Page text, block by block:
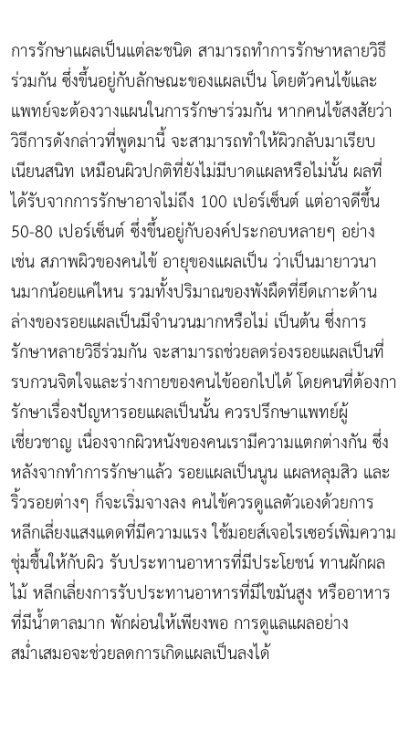
การรักษาแผลเป็นแต่ละชนิด สามารถทำการรักษาหลายวิธี
ร่วมกัน ซึ่งขึ้นอยู่กับลักษณะของแผลเป็น โดยตัวคนไข้และ
แพทย์จะต้องวางแผนในการรักษาร่วมกัน หากคนไข้สงสัยว่า
วิธีการดังกล่าวที่พูดมานี้ จะสามารถทำให้ผิวกลับมาเรียบ
เนียนสนิท เหมือนผิวปกติที่ยังไม่มีบาดแผลหรือไม่นั้น ผลที่
ได้รับจากการรักษาอาจไม่ถึง 100 เปอร์เซ็นต์ แต่อาจดีขึ้น
50-80 เปอร์เซ็นต์ ซึ่งขึ้นอยู่กับองค์ประกอบหลายๆ อย่าง
เช่น สภาพผิวของคนไข้ อายุของแผลเป็น ว่าเป็นมายาวนา
นมากน้อยแค่ไหน รวมทั้งปริมาณของพังผืดที่ยึดเกาะด้าน
ล่างของรอยแผลเป็นมีจำนวนมากหรือไม่ เป็นต้น ซึ่งการ
รักษาหลายวิธีร่วมกัน จะสามารถช่วยลดร่องรอยแผลเป็นที่
รบกวนจิตใจและร่างกายของคนไข้ออกไปได้ โดยคนที่ต้องกา
รักษาเรื่องปัญหารอยแผลเป็นนั้น ควรปรึกษาแพทย์ผู้
เชี่ยวชาญ เนื่องจากผิวหนังของคนเรามีความแตกต่างกัน ซึ่ง
หลังจากทำการรักษาแล้ว รอยแผลเป็นนูน แผลหลุมสิว และ
ริ้วรอยต่างๆ ก็จะเริ่มจางลง คนไข้ควรดูแลตัวเองด้วยการ
หลีกเลี่ยงแสงแดดที่มีความแรง ใช้มอยส์เจอไรเซอร์เพิ่มความ
ชุ่มชื้นให้กับผิว รับประทานอาหารที่มีประโยชน์ ทานผักผล
ไม้ หลีกเลี่ยงการรับประทานอาหารที่มีไขมันสูง หรืออาหาร
ที่มีน้ำตาลมาก พักผ่อนให้เพียงพอ การดูแลแผลอย่าง
สม่ำเสมอจะช่วยลดการเกิดแผลเป็นลงได้